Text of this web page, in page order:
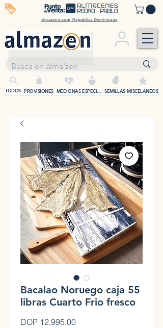
almazene.com, Republica Dominicana
off
+
PROVISIONES MEDICINAS SEMILLAS
ESPECIAS MISCELANEOS
TODOS
Bacalao Noruego caja 55
libras Cuarto Frio fresco
DOP 12,995.00Precio